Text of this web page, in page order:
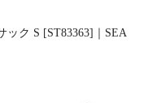
ク S [ST83363]｜SEA